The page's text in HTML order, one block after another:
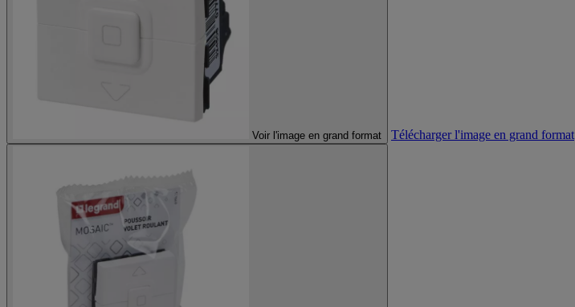
Voir l'image en grand format Télécharger l'image en grand format